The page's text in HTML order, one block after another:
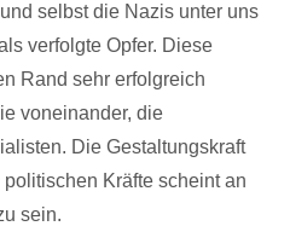
selbst die Nazis unter uns
verfolgte Opfer. Diese
Rand sehr erfolgreich
voneinander, die
Die Gestaltungskraft
Kräfte scheint an
sein.